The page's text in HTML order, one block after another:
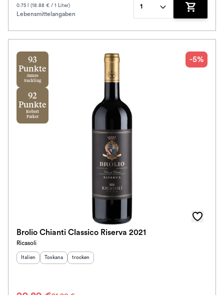
0.75 l (18.88 € / 1 Liter)
Lebensmittelangaben
1
Zum
93
Punkte
James
Suckling
92
Punkte
Robert
Parker
-5%
Brolio Chianti Classico Riserva 2021
Ricasoli
Herkunftsland :
Italien Herkunftsregion:
Toskana Geschmack
trocken